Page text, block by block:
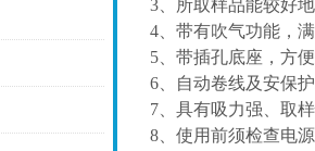
3、所取样品能较好
4、带有吹气功能，
5、带插孔底座，方
6、自动卷线及安保
7、具有吸力强、取
8、使用前须检查电